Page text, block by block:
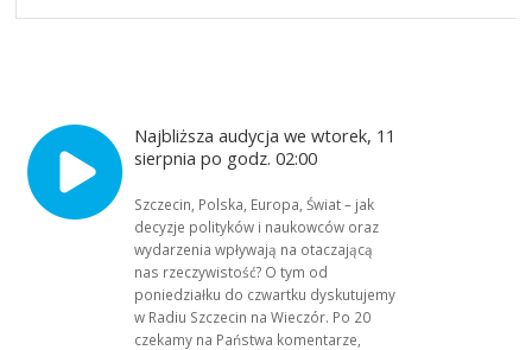
Najbliższa audycja we wtorek, 11
sierpnia po godz. 02:00
Szczecin, Polska, Europa, Świat – jak
decyzje polityków i naukowców oraz
wydarzenia wpływają na otaczającą
nas rzeczywistość? O tym od
poniedziałku do czwartku dyskutujemy
w Radiu Szczecin na Wieczór. Po 20
czekamy na Państwa komentarze,